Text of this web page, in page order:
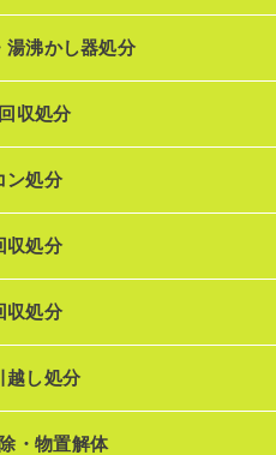
湯沸かし器処分
収処分
ン処分
収処分
収処分
越し処分
・物置解体